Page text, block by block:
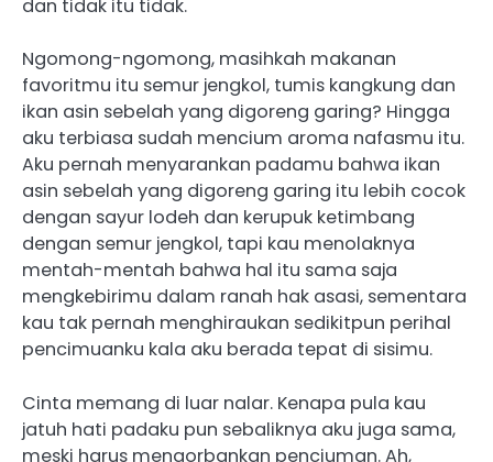
dan tidak itu tidak.
Ngomong-ngomong, masihkah makanan
favoritmu itu semur jengkol, tumis kangkung dan
ikan asin sebelah yang digoreng garing? Hingga
aku terbiasa sudah mencium aroma nafasmu itu.
Aku pernah menyarankan padamu bahwa ikan
asin sebelah yang digoreng garing itu lebih cocok
dengan sayur lodeh dan kerupuk ketimbang
dengan semur jengkol, tapi kau menolaknya
mentah-mentah bahwa hal itu sama saja
mengkebirimu dalam ranah hak asasi, sementara
kau tak pernah menghiraukan sedikitpun perihal
pencimuanku kala aku berada tepat di sisimu.
Cinta memang di luar nalar. Kenapa pula kau
jatuh hati padaku pun sebaliknya aku juga sama,
meski harus mengorbankan penciuman. Ah,